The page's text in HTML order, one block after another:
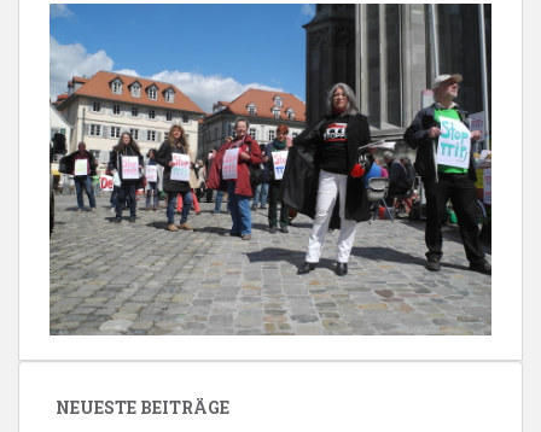
NEUESTE BEITRÄGE